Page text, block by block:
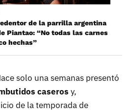
de la parrilla argentina
Piantao: “No todas las carnes
hechas”
solo una semanas presentó
caseros y,
de la temporada de